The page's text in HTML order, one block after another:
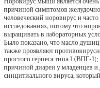
причиной симптомов
человеческий норовирус и
исследованиях, потому что
выращивать в лабораторных
Было показано, что масло
также проявляют
простого герпеса типа 1 (ВПГ-
причиной диареи у младенцев и
синцитиального вируса,